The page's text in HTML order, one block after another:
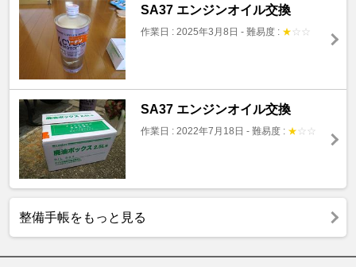
SA37 エンジンオイル交換
作業日 : 2025年3月8日 - 難易度 : ★ ☆ ☆
SA37 エンジンオイル交換
作業日 : 2022年7月18日 - 難易度 : ★ ☆ ☆
整備手帳をもっと見る